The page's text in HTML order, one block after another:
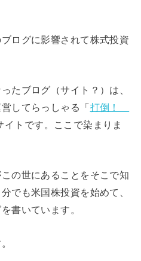
ログに影響されて株式投資
たブログ（サイト？）は、
してらっしゃる「打倒！
イトです。ここで染まりま
の世にあることをそこで知
でも米国株投資を始めて、
書いています。